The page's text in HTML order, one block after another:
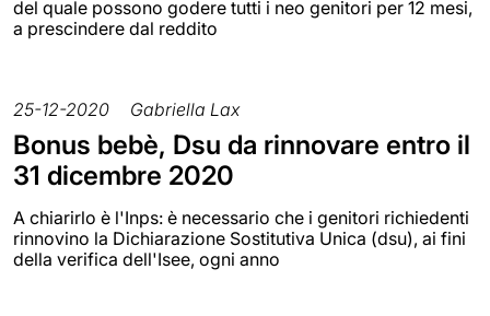
del quale possono godere tutti i neo genitori per 12 mesi,
a prescindere dal reddito
25-12-2020 Gabriella Lax
Bonus bebè, Dsu da rinnovare entro il
31 dicembre 2020
A chiarirlo è l'Inps: è necessario che i genitori richiedenti
rinnovino la Dichiarazione Sostitutiva Unica (dsu), ai fini
della verifica dell'Isee, ogni anno